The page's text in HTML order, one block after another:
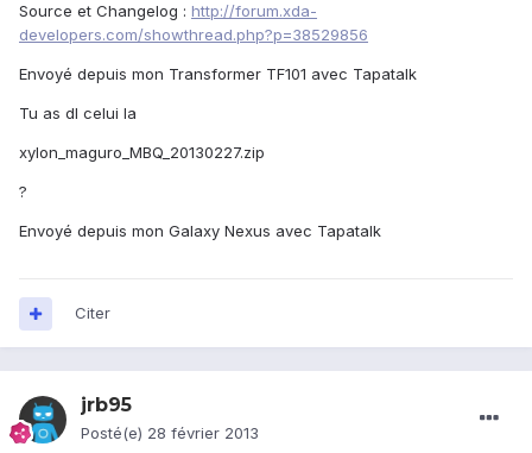
Source et Changelog : http://forum.xda-
developers.com/showthread.php?p=38529856
Envoyé depuis mon Transformer TF101 avec Tapatalk
Tu as dl celui la
xylon_maguro_MBQ_20130227.zip
?
Envoyé depuis mon Galaxy Nexus avec Tapatalk
Citer
jrb95
Posté(e) 28 février 2013